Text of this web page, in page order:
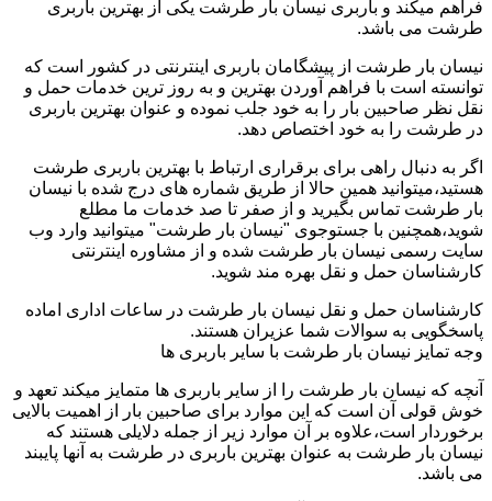
فراهم میکند و باربری نیسان بار طرشت یکی از بهترین باربری
طرشت می باشد.
نیسان بار طرشت از پیشگامان باربری اینترنتی در کشور است که
توانسته است با فراهم آوردن بهترین و به روز ترین خدمات حمل و
نقل نظر صاحبین بار را به خود جلب نموده و عنوان بهترین باربری
در طرشت را به خود اختصاص دهد.
اگر به دنبال راهی برای برقراری ارتباط با بهترین باربری طرشت
هستید،میتوانید همین حالا از طریق شماره های درج شده با نیسان
بار طرشت تماس بگیرید و از صفر تا صد خدمات ما مطلع
شوید،همچنین با جستوجوی "نیسان بار طرشت" میتوانید وارد وب
سایت رسمی نیسان بار طرشت شده و از مشاوره اینترنتی
کارشناسان حمل و نقل بهره مند شوید.
کارشناسان حمل و نقل نیسان بار طرشت در ساعات اداری اماده
پاسخگویی به سوالات شما عزیران هستند.
وجه تمایز نیسان بار طرشت با سایر باربری ها
آنچه که نیسان بار طرشت را از سایر باربری ها متمایز میکند تعهد و
خوش قولی آن است که این موارد برای صاحبین بار از اهمیت بالایی
برخوردار است،علاوه بر آن موارد زیر از جمله دلایلی هستند که
نیسان بار طرشت به عنوان بهترین باربری در طرشت به آنها پایبند
می باشد.